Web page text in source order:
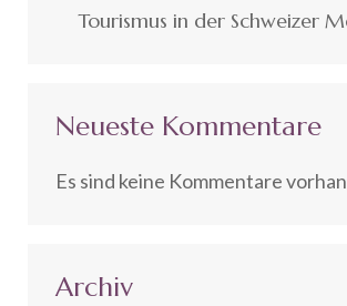
Tourismus in der Schweizer
Neueste Kommentare
Es sind keine Kommentare
Archiv